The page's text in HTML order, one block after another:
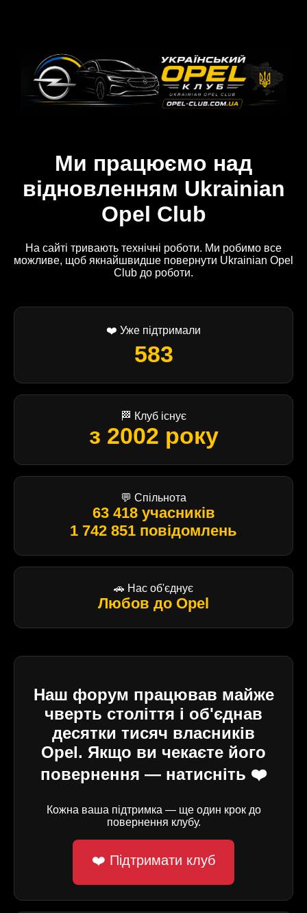
Ми працюємо над
відновленням Ukrainian
Opel Club
На сайті тривають технічні роботи. Ми робимо все
можливе, щоб якнайшвидше повернути Ukrainian Opel
Club до роботи.
❤️ Уже підтримали
583
🏁 Клуб існує
з 2002 року
💬 Спільнота
63 418 учасників
1 742 851 повідомлень
🚗 Нас об'єднує
Любов до Opel
Наш форум працював майже
чверть століття і об'єднав
десятки тисяч власників
Opel. Якщо ви чекаєте його
повернення — натисніть ❤️
Кожна ваша підтримка — ще один крок до
повернення клубу.
❤️ Підтримати клуб